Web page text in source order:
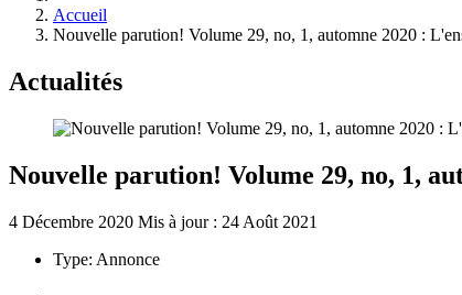
Accueil
Nouvelle parution! Volume 29, no, 1, automne 2020 :
Actualités
Nouvelle parution! Volume 29, no, 1,
4 Décembre 2020 Mis à jour : 24 Août 2021
Type: Annonce